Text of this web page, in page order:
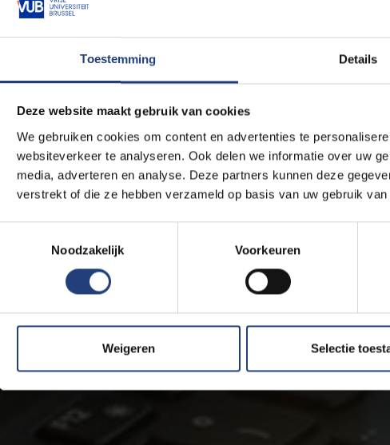
Toestemming Details
Deze website maakt gebruik van cookies
We gebruiken cookies om content en advertenties te
websiteverkeer te analyseren. Ook delen we informatie over uw
media, adverteren en analyse. Deze partners kunnen deze
verstrekt of die ze hebben verzameld op basis van uw gebruik
Noodzakelijk
Voorkeuren
Weigeren Selectie